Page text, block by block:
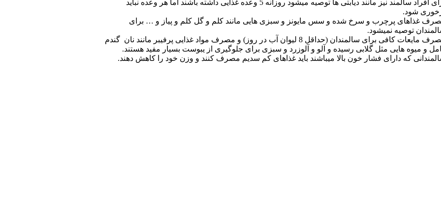
برای افراد سالمند نیز مانند دیابتی ها توصیه میشود روزانه 5 وعده غذایی داشته باشند اما هر وعده نباید
شود.
غذاهای پرچرب و سرخ شده و سس مایونز و سبزی هایی مانند کلم و گل کلم و پیاز و … برای
توصیه نمیشود.
مصرف مایعات کافی برای سالمندان (حداقل 8 لیوان آب در روز) و مصرف مواد غذایی پرفیبر مانند نان گندم
و میوه هایی مثل گلابی رسیده و آلو و آلوزرد و سبزی برای جلوگیری از یبوست بسیار مفید هستند.
که دارای فشار خون بالا میباشند باید غذاهای کم سدیم مصرف کنند و وزن خود را کاهش دهند.